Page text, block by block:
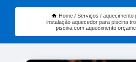
Home Serviços
aquecimento
instalação aquecedor para piscina
piscina com aquecimento